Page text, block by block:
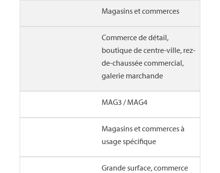
Magasins et commerces
Commerce de détail,
boutique de centre-ville, rez-
de-chaussée commercial,
galerie marchande
MAG3 / MAG4
Magasins et commerces à
usage spécifique
Grande surface, commerce